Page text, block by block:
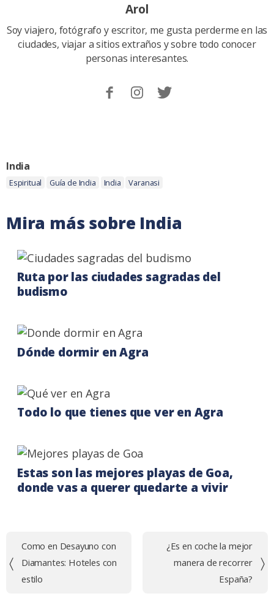
Arol
Soy viajero, fotógrafo y escritor, me gusta perderme en las
ciudades, viajar a sitios extraños y sobre todo conocer
personas interesantes.
SiguemeFollowFollow
Categoria:
India
Etiquetas:
Espiritual Guía de India India Varanasi
Mira más sobre India
Ruta por las ciudades sagradas del
budismo
Dónde dormir en Agra
Todo lo que tienes que ver en Agra
Estas son las mejores playas de Goa,
donde vas a querer quedarte a vivir
Navegación
de
entradas
Como en Desayuno con
Diamantes: Hoteles con
estilo
¿Es en coche la mejor
manera de recorrer
España?